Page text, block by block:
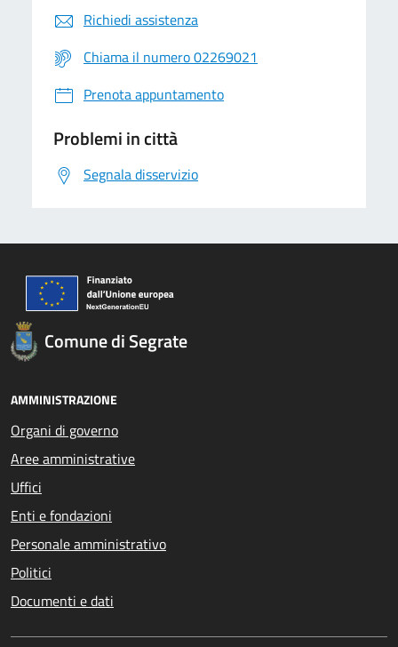
Richiedi assistenza
Chiama il numero 02269021
Prenota appuntamento
Problemi in città
Segnala disservizio
Comune di Segrate
AMMINISTRAZIONE
Organi di governo
Aree amministrative
Uffici
Enti e fondazioni
Personale amministrativo
Politici
Documenti e dati